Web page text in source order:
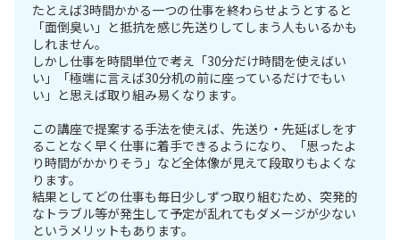
たとえば3時間かかる一つの仕事を終わらせようとすると
「面倒臭い」と抵抗を感じ先送りしてしまう人もいるかも
しれません。
しかし仕事を時間単位で考え「30分だけ時間を使えばい
い」「極端に言えば30分机の前に座っているだけでもい
い」と思えば取り組み易くなります。
この講座で提案する手法を使えば、先送り・先延ばしをす
ることなく早く仕事に着手できるようになり、「思ったよ
り時間がかかりそう」など全体像が見えて段取りもよくな
ります。
結果としてどの仕事も毎日少しずつ取り組むため、突発的
なトラブル等が発生して予定が乱れてもダメージが少ない
というメリットもあります。